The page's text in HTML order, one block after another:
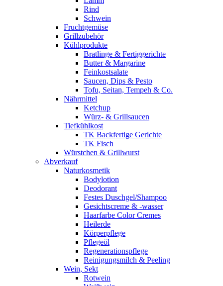
Rind
Schwein
Fruchtgemüse
Grillzubehör
Kühlprodukte
Bratlinge & Fertiggerichte
Butter & Margarine
Feinkostsalate
Saucen, Dips & Pesto
Tofu, Seitan, Tempeh & Co.
Nährmittel
Ketchup
Würz- & Grillsaucen
Tiefkühlkost
TK Backfertige Gerichte
TK Fisch
Würstchen & Grillwurst
Abverkauf
Naturkosmetik
Bodylotion
Deodorant
Festes Duschgel/Shampoo
Gesichtscreme & -wasser
Haarfarbe Color Cremes
Heilerde
Körperpflege
Pflegeöl
Regenerationspflege
Reinigungsmilch & Peeling
Wein, Sekt
Rotwein